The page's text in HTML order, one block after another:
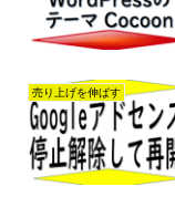
売り上げを伸ばす